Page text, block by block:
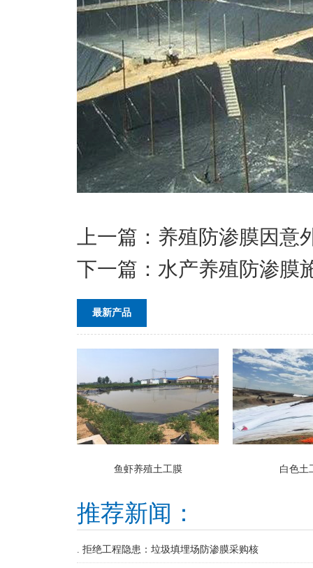
上一篇： 养殖防渗膜因意
下一篇： 水产养殖防渗膜
最新产品
鱼虾养殖土工膜 白色土
推荐新闻：
. 拒绝工程隐患：垃圾填埋场防渗膜采购核